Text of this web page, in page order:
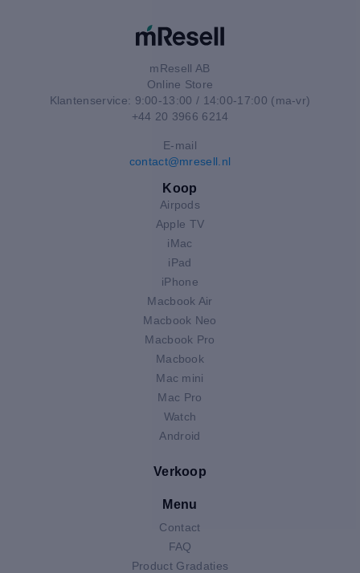
mResell AB
Online Store
Klantenservice: 9:00-13:00 / 14:00-17:00 (ma-vr)
+44 20 3966 6214
E-mail
contact@mresell.nl
Koop
Airpods
Apple TV
iMac
iPad
iPhone
Macbook Air
Macbook Neo
Macbook Pro
Macbook
Mac mini
Mac Pro
Watch
Android
Verkoop
Menu
Contact
FAQ
Product Gradaties